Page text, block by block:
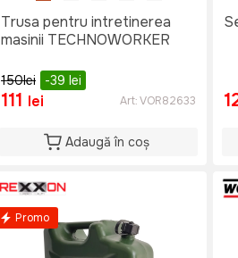
Trusa pentru intretinerea
masinii TECHNOWORKER
150lei -39 lei
111 lei Art:VOR82633
Adaugă în coș
Promo